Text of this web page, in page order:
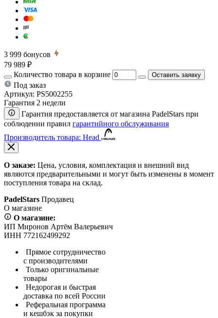
3 999 бонусов
79 989 ₽
Количество товара в корзине
Оставить заявку
Под заказ
Артикул: PS5002255
Гарантия 2 недели
Гарантия предоставляется от магазина PadelStars при
соблюдении правил гарантийного обслуживания
Производитель товара: Head
О заказе: Цена, условия, комплектация и внешний вид
являются предварительными и могут быть изменены в момент
поступления товара на склад.
PadelStars Продавец
О магазине
О магазине:
ИП Миронов Артём Валерьевич
ИНН 772162499292
Прямое сотрудничество
с производителями
Только оригинальные
товары
Недорогая и быстрая
доставка по всей России
Реферальная программа
и кешбэк за покупки